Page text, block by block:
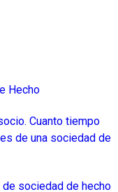
Hecho
Cuanto tiempo
de una sociedad de
sociedad de hecho